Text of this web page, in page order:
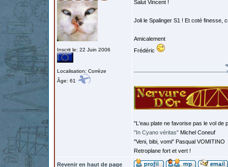
Inscrit le: 22 Juin 2006
Localisation: Corrèze
Âge: 61
Salut Vincent !
Joli le Spalinger S1 ! Et coté finesse,
Amicalement
Frédéric
"L'eau plate ne favorise pas le vol de
"In Cyano véritas" Michel Coneuf
"Veni, bibi, vomi" Pasqual VOMITINO
Retroplane fort et vert !
Revenir en haut de page